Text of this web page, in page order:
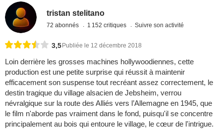
tristan stelitano
72 abonnés 1 152 critiques Suivre son activité
3,5 Publiée le 12 décembre 2018
Loin derrière les grosses machines hollywoodiennes, cette
production est une petite surprise qui réussit à maintenir
efficacement son suspense tout recréant assez correctement, le
destin tragique du village alsacien de Jebsheim, verrou
névralgique sur la route des Alliés vers l’Allemagne en 1945, que
le film n'aborde pas vraiment dans le fond, puisqu'il se concentre
principalement au bois qui entoure le village, le cœur de l'intrigue.